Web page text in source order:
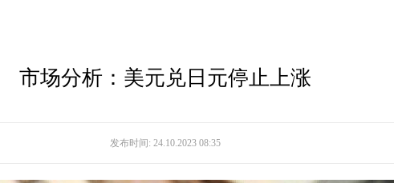
市场分析：美元兑日元停止上涨
发布时间: 24.10.2023 08:35